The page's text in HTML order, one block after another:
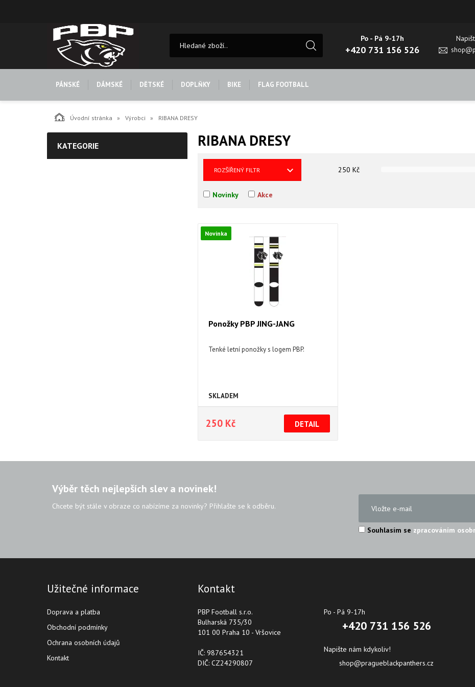
Po - Pá 9-17h
+420 731 156 526
PÁNSKÉ DÁMSKÉ DĚTSKÉ DOPLŇKY BIKE FLAG FOOTBALL
Úvodní stránka Výrobci RIBANA DRESY
KATEGORIE RIBANA DRESY
ROZŠÍŘENÝ FILTR 250 Kč
Novinky Akce
Novinka
Ponožky PBP JING-JANG
Tenké letní ponožky s logem PBP.
SKLADEM
250 Kč
Výběr těch nejlepších slev a novinek!
Chcete být stále v obraze co nabízíme za novinky? Přihlašte se k odběru.
Souhlasím se zpracováním
Užitečné informace
Doprava a platba
Obchodní podmínky
Ochrana osobních údajů
Kontakt
Kontakt
PBP Football s.r.o.
Bulharská 735/30
101 00 Praha 10 - Vršovice
IČ: 987654321
DIČ: CZ24290807
Po - Pá 9-17h
+420 731 156 526
Napište nám kdykoliv!
shop@pragueblackpanthers.cz